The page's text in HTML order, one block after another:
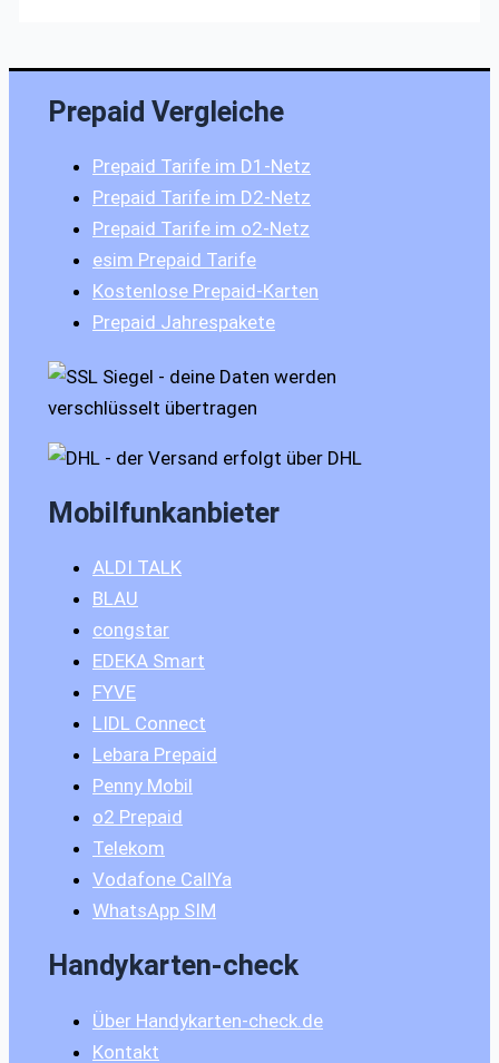
Prepaid Vergleiche
Prepaid Tarife im D1-Netz
Prepaid Tarife im D2-Netz
Prepaid Tarife im o2-Netz
esim Prepaid Tarife
Kostenlose Prepaid-Karten
Prepaid Jahrespakete
Mobilfunkanbieter
ALDI TALK
BLAU
congstar
EDEKA Smart
FYVE
LIDL Connect
Lebara Prepaid
Penny Mobil
o2 Prepaid
Telekom
Vodafone CallYa
WhatsApp SIM
Handykarten-check
Über Handykarten-check.de
Kontakt